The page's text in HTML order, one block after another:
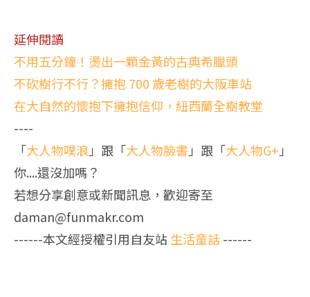
延伸閱讀
不用五分鐘！燙出一顆金黃的古典希臘頭
不砍樹行不行？擁抱 700 歲老樹的大阪車站
在大自然的懷抱下擁抱信仰，紐西蘭全樹教堂
----
「大人物噗浪 」跟「大人物臉書」跟「大人物G+ 」
你....還沒加嗎？
若想分享創意或新聞訊息，歡迎寄至
daman@funmakr.com
------本文經授權引用自友站生活童話------